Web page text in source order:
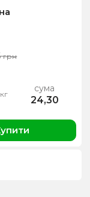
грн
кг сума
24,30